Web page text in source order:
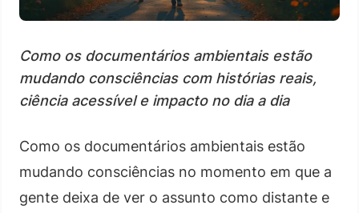
Como os documentários ambientais estão
mudando consciências com histórias reais,
ciência acessível e impacto no dia a dia
Como os documentários ambientais estão
mudando consciências no momento em que a
gente deixa de ver o assunto como distante e